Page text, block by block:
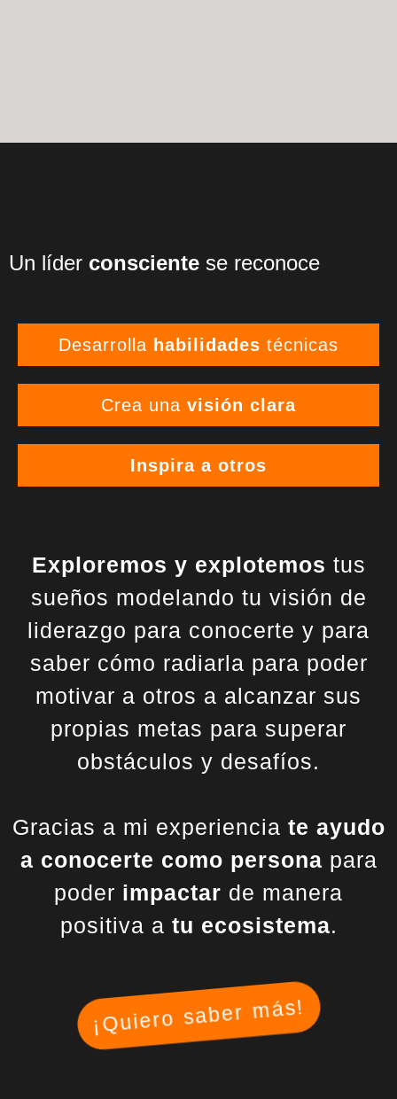
Un líder consciente se reconoce
Desarrolla habilidades técnicas
Crea una visión clara
Inspira a otros
Exploremos y explotemos tus
sueños modelando tu visión de
liderazgo para conocerte y para
saber cómo radiarla para poder
motivar a otros a alcanzar sus
propias metas para superar
obstáculos y desafíos.
Gracias a mi experiencia te ayudo
a conocerte como persona para
poder impactar de manera
positiva a tu ecosistema.
¡Quiero saber más!